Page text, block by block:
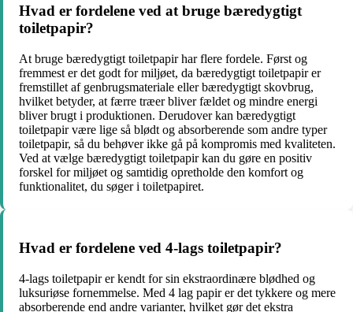
Hvad er fordelene ved at bruge bæredygtigt
toiletpapir?
At bruge bæredygtigt toiletpapir har flere fordele. Først og
fremmest er det godt for miljøet, da bæredygtigt toiletpapir er
fremstillet af genbrugsmateriale eller bæredygtigt skovbrug,
hvilket betyder, at færre træer bliver fældet og mindre energi
bliver brugt i produktionen. Derudover kan bæredygtigt
toiletpapir være lige så blødt og absorberende som andre typer
toiletpapir, så du behøver ikke gå på kompromis med kvaliteten.
Ved at vælge bæredygtigt toiletpapir kan du gøre en positiv
forskel for miljøet og samtidig opretholde den komfort og
funktionalitet, du søger i toiletpapiret.
Hvad er fordelene ved 4-lags toiletpapir?
4-lags toiletpapir er kendt for sin ekstraordinære blødhed og
luksuriøse fornemmelse. Med 4 lag papir er det tykkere og mere
absorberende end andre varianter, hvilket gør det ekstra